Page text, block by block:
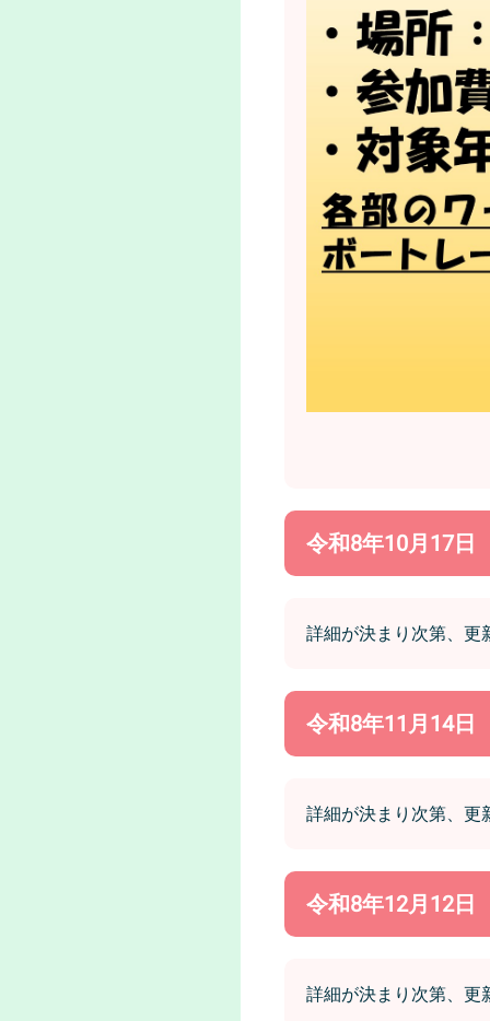
令和8年10月17日
詳細が決まり次第、更
令和8年11月14日
詳細が決まり次第、更
令和8年12月12日
詳細が決まり次第、更